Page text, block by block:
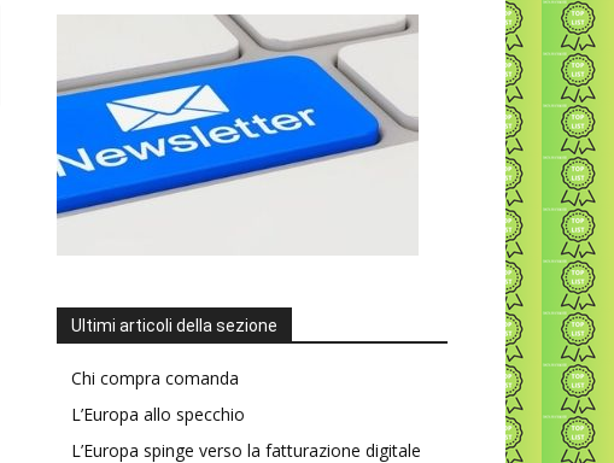
Ultimi articoli della sezione
Chi compra comanda
L’Europa allo specchio
L’Europa spinge verso la fatturazione digitale